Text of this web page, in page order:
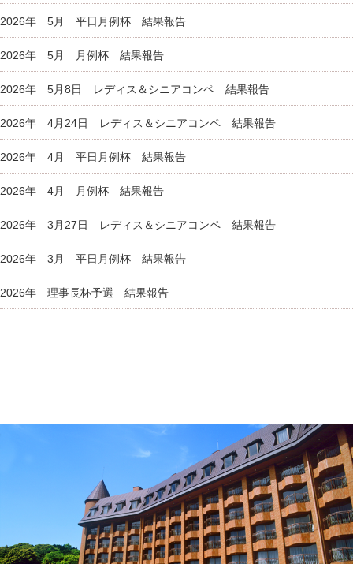
2026年 5月 平日月例杯 結果報告
2026年 5月 月例杯 結果報告
2026年 5月8日 レディス＆シニアコンペ 結果報告
2026年 4月24日 レディス＆シニアコンペ 結果報告
2026年 4月 平日月例杯 結果報告
2026年 4月 月例杯 結果報告
2026年 3月27日 レディス＆シニアコンペ 結果報告
2026年 3月 平日月例杯 結果報告
2026年 理事長杯予選 結果報告